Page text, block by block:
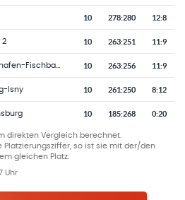
10 278:280 12:8
2 10 263:251 11:9
10 263:256 11:9
Isny 10 261:250 8:12
10 185:268 0:20
direkten Vergleich berechnet.
Platzierungsziffer, so ist sie mit der/den
gleichen Platz.
Uhr